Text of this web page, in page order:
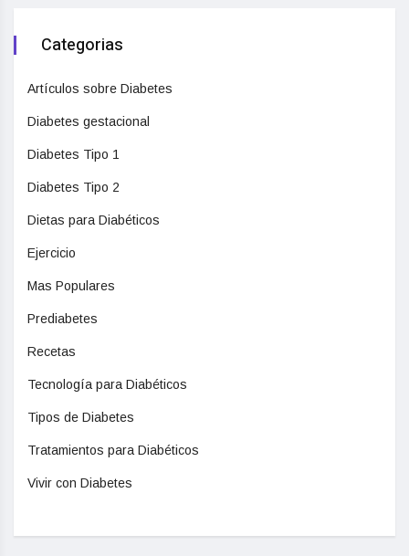
Categorias
Artículos sobre Diabetes
Diabetes gestacional
Diabetes Tipo 1
Diabetes Tipo 2
Dietas para Diabéticos
Ejercicio
Mas Populares
Prediabetes
Recetas
Tecnología para Diabéticos
Tipos de Diabetes
Tratamientos para Diabéticos
Vivir con Diabetes